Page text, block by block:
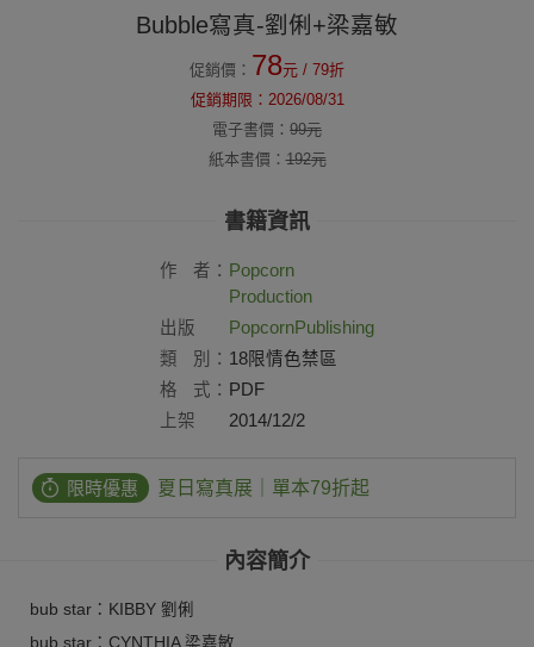
Bubble寫真-劉俐+梁嘉敏
促銷價： 78元 / 79折
促銷期限： 2026/08/31
電子書價： 99元
紙本書價：192元
書籍資訊
作 者： Popcorn
Production
出版
社：
PopcornPublishingLTD
類
別： 18限情色禁區
格
式： PDF
上架
2014/12/2
限時優惠 夏日寫真展｜單本79折起
內容簡介
bub star：KIBBY 劉俐
bub star：CYNTHIA 梁嘉敏